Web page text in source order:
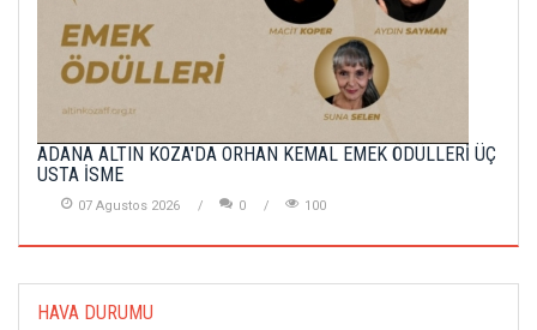
ADANA ALTIN KOZA'DA ORHAN KEMAL EMEK ÖDÜLLERİ ÜÇ
USTA İSME
07 Agustos 2026 0 100
HAVA DURUMU